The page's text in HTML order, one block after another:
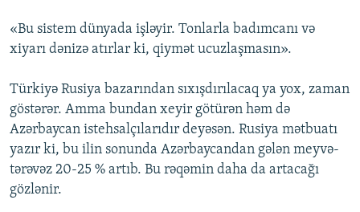
«Bu sistem dünyada işləyir. Tonlarla badımcanı və
xiyarı dənizə atırlar ki, qiymət ucuzlaşmasın».
Türkiyə Rusiya bazarından sıxışdırılacaq ya yox, zaman
göstərər. Amma bundan xeyir götürən həm də
Azərbaycan istehsalçılarıdır deyəsən. Rusiya mətbuatı
yazır ki, bu ilin sonunda Azərbaycandan gələn meyvə-
tərəvəz 20-25 % artıb. Bu rəqəmin daha da artacağı
gözlənir.